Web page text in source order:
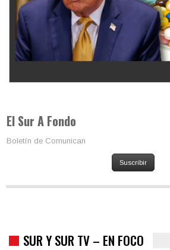
El Sur A Fondo
Boletín de Comunican
Suscribir
SUR Y SUR TV – EN FOCO